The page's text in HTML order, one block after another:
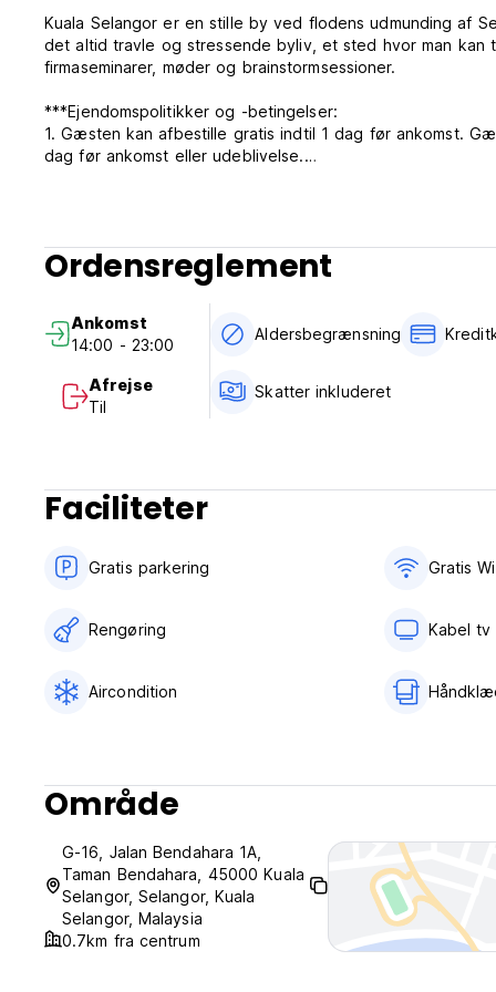
Kuala Selangor er en stille by ved flodens udmunding af
det altid travle og stressende byliv, et sted hvor man
firmaseminarer, møder og brainstormsessioner.
***Ejendomspolitikker og -betingelser:
1. Gæsten kan afbestille gratis indtil 1 dag før ankomst.
dag før ankomst eller udeblivelse.
5. Skatter inkluderet (10% servicegebyr & 6% statsafgift).
6. Ikke-ryger værelse er tilgængelige.
7. Aldersbegrænsning: 18+.
Ordensreglement
Ankomst
14:00 - 23:00
Afrejse
Til
Aldersbegrænsning
Skatter inkluderet
Faciliteter
Gratis parkering Gratis
Rengøring Kabel tv
Aircondition
Område
G-16, Jalan Bendahara 1A,
Taman Bendahara, 45000 Kuala
Selangor, Selangor, Kuala
Selangor, Malaysia
0.7km fra centrum